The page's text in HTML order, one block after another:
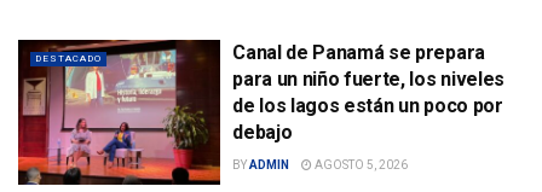
DESTACADO
Canal de Panamá se prepara
para un niño fuerte, los niveles
de los lagos están un poco por
debajo
BYADMIN AGOSTO 5, 2026